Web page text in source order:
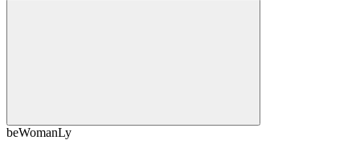
beWomanLy